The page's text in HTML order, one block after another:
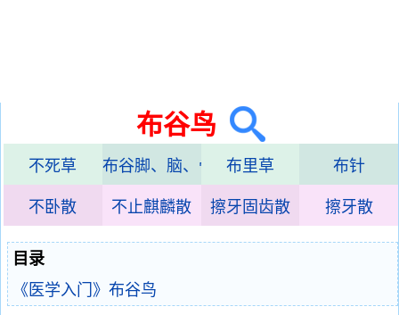
布谷鸟
不死草 布谷脚、脑、骨 布里草 布针
不卧散 不止麒麟散 擦牙固齿散 擦牙散
目录
《医学入门》布谷鸟